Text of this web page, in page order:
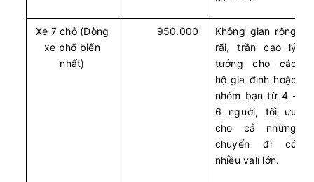
Xe 7 chỗ (Dòng
xe phổ biến
nhất)
950.000
Không gian rộng
rãi, trần cao lý
tưởng cho các
hộ gia đình hoặc
nhóm bạn từ 4 -
6 người, tối ưu
cho cả những
chuyến đi có
nhiều vali lớn.